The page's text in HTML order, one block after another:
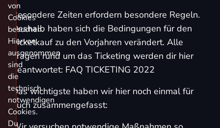
Besondere Zeiten erfordern besondere Regeln.
Deshalb haben sich die Bedingungen für den
Ticketkauf zu den Vorjahren verändert. Alle
Fragen rund um das Ticketing werden dir hier
beantwortet: FAQ TICKETING 2022
Das wichtigste haben wir hier noch einmal für
euch zusammengefasst:
von
Cookies
besuchen.
Hiervon
ausgenommen
sind
die
technisch
notwendigen
Cookies.
Du